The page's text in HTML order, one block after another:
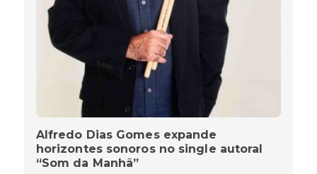
Alfredo Dias Gomes expande
horizontes sonoros no single autoral
“Som da Manhã”